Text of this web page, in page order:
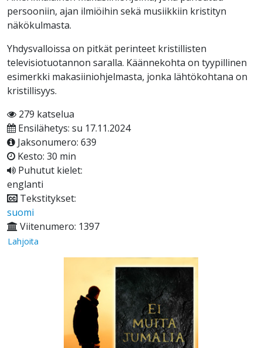
persooniin, ajan ilmiöihin sekä musiikkiin kristityn
näkökulmasta.
Yhdysvalloissa on pitkät perinteet kristillisten
televisiotuotannon saralla. Käännekohta on tyypillinen
esimerkki makasiiniohjelmasta, jonka lähtökohtana on
kristillisyys.
279 katselua
Ensilähetys: su 17.11.2024
Jaksonumero: 639
Kesto: 30 min
Puhutut kielet:
englanti
Tekstitykset:
suomi
Viitenumero: 1397
Lahjoita